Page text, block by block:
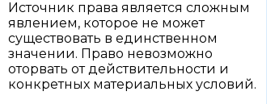
Источник права является сложным
явлением, которое не может
существовать в единственном
значении. Право невозможно
оторвать от действительности и
конкретных материальных условий.